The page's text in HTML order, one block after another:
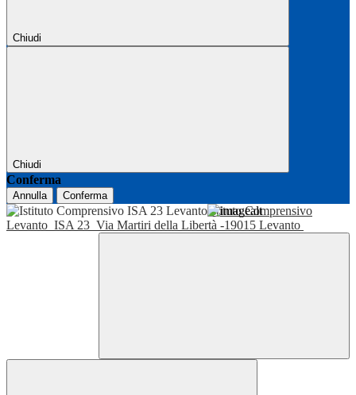
Chiudi
Chiudi
Conferma
Annulla Conferma
Istituto Comprensivo
Levanto ISA 23 Via Martiri della Libertà -19015 Levanto